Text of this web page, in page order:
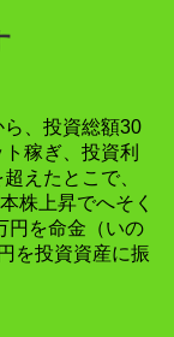
、投資総額30
稼ぎ、投資利
えたとこで、
株上昇でへそく
円を命金（いの
を投資資産に振